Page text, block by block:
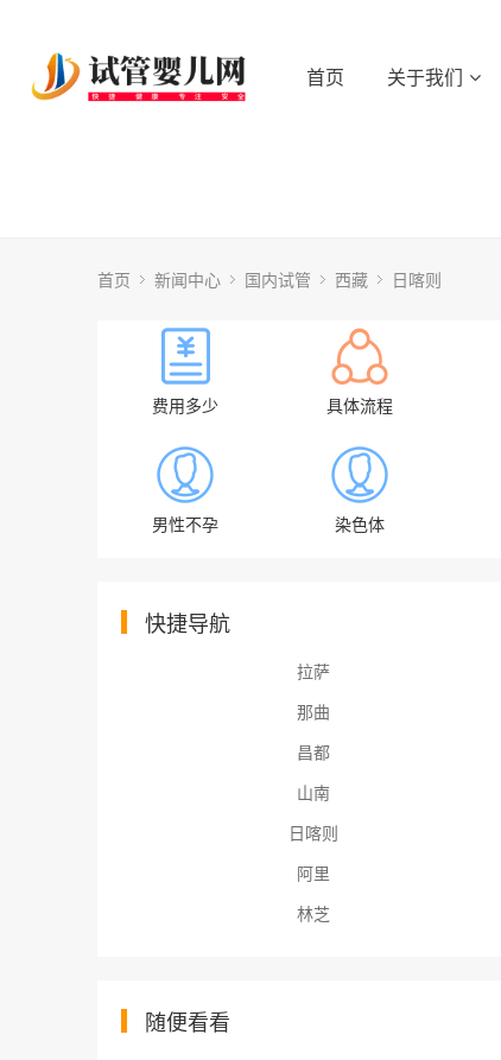
首页 关于我们
首页 新闻中心 国内试管 西藏 日喀则
费用多少 具体流程
男性不孕 染色体
快捷导航
拉萨
那曲
昌都
山南
日喀则
阿里
林芝
随便看看